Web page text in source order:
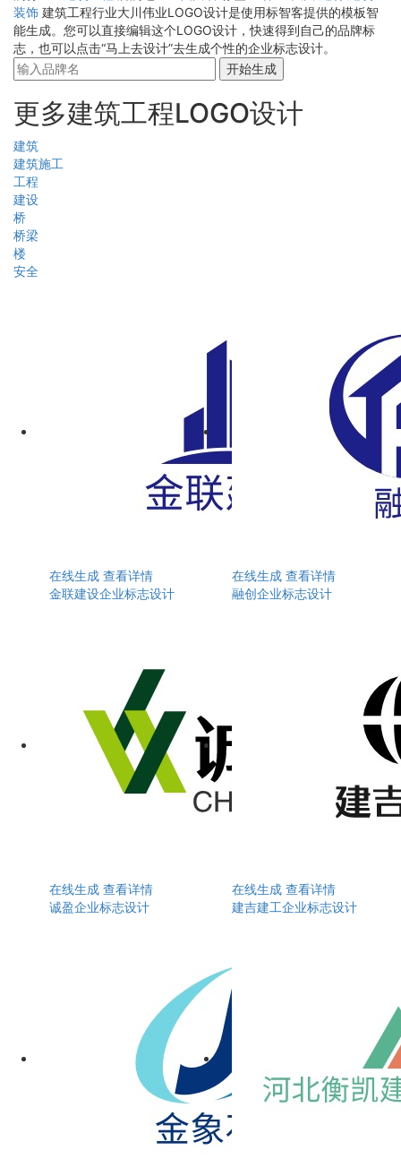
装饰 建筑工程行业大川伟业LOGO设计是使用标智客提供的模板智
能生成。您可以直接编辑这个LOGO设计，快速得到自己的品牌标
志，也可以点击“马上去设计”去生成个性的企业标志设计。
开始生成
更多建筑工程LOGO设计
建筑
建筑施工
工程
建设
桥
桥梁
楼
安全
在线生成 查看详情
金联建设企业标志设计
在线生成 查看详情
融创企业标志设计
在线生成 查看详情
诚盈企业标志设计
在线生成 查看详情
建吉建工企业标志设计